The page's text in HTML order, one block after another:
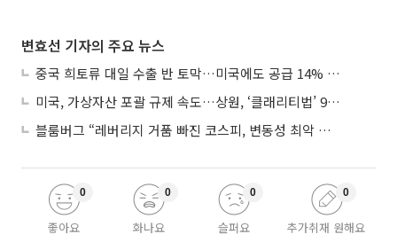
변효선 기자의 주요 뉴스
중국 희토류 대일 수출 반 토막…미국에도 공급 14% 줄여
미국, 가상자산 포괄 규제 속도…상원, ‘클래리티법’ 9월 절차투표 추진
블룸버그 “레버리지 거품 빠진 코스피, 변동성 최악 국면 지났을 가능성”
좋아요
0
화나요
0
슬퍼요
0
추가취재 원해요
0